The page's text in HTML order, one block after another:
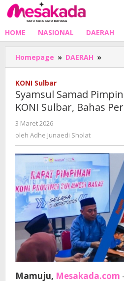
Lewati
ke
HOME NASIONAL DAERAH
Homepage » DAERAH »
KONI
KONI Sulbar
Syamsul Samad
KONI Sulbar, Bahas
3 Maret 2026
Adhe
oleh Adhe Junaedi Sholat
Mamuju, Mesakada.com